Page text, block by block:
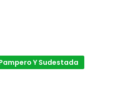
Y Sudestada